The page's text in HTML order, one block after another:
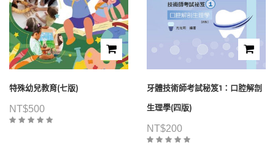
特殊幼兒教育(七版)
NT$500
牙體技術師考試秘笈1：口腔解剖
生理學(四版)
NT$200